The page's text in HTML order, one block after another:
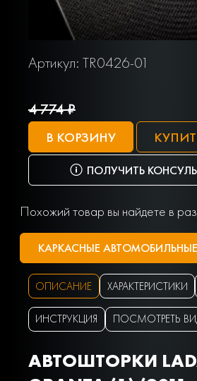
Артикул: TR0426-01
4 774 ₽
В КОРЗИНУ
ПОЛУЧИТЬ
Похожий товар вы найдете в
КАРКАСНЫЕ
ОПИСАНИЕ ХАРАКТЕРИСТИКИ
ИНСТРУКЦИЯ ПОСМОТРЕТЬ
АВТОШТОРКИ